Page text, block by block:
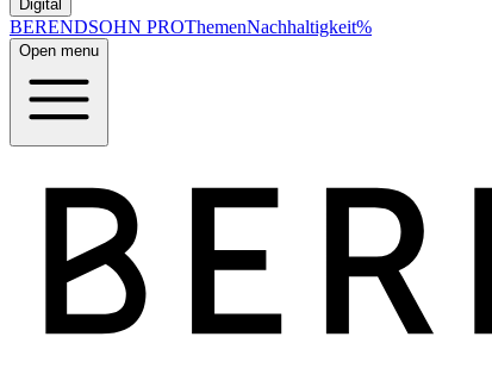
Digital
BERENDSOHN PROThemenNachhaltigkeit%
Open menu